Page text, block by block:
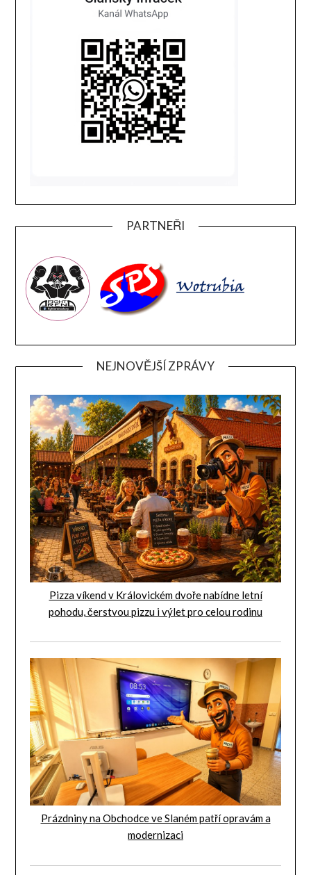
PARTNEŘI
NEJNOVĚJŠÍ ZPRÁVY
Pizza víkend v Královickém dvoře nabídne letní
pohodu, čerstvou pizzu i výlet pro celou rodinu
Prázdniny na Obchodce ve Slaném patří opravám a
modernizaci